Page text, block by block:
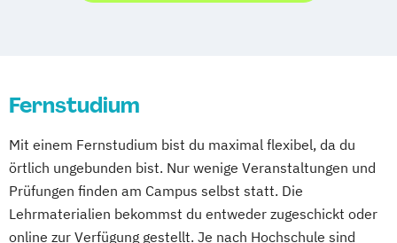
Mainz Rostock
Saarbrücken Mülheim an der Ruhr
Potsdam Ludwigshafen Oldenburg
Leverkusen Osnabrück Solingen
Heidelberg Herne Neuss Darmstadt
Paderborn Regensburg
Ingolstadt
Fernstudium
Mit einem Fernstudium bist du maximal flexibel, da du
örtlich ungebunden bist. Nur wenige Veranstaltungen und
Prüfungen finden am Campus selbst statt. Die
Lehrmaterialien bekommst du entweder zugeschickt oder
online zur Verfügung gestellt. Je nach Hochschule sind